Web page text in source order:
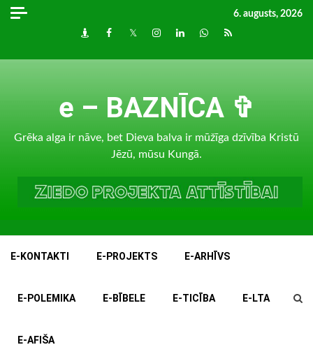
Skip
6. augusts, 2026
DraugiemFacebook
TwitterInstagram
LinkedInwhatsapp
RSS
e – BAZNĪCA ✞
Grēka alga ir nāve, bet Dieva balva ir mūžīga dzīvība Kristū
Jēzū, mūsu Kungā.
E-KONTAKTI E-PROJEKTS E-ARHĪVS
E-POLEMIKA E-BĪBELE E-TICĪBA E-LTA
E-AFIŠA